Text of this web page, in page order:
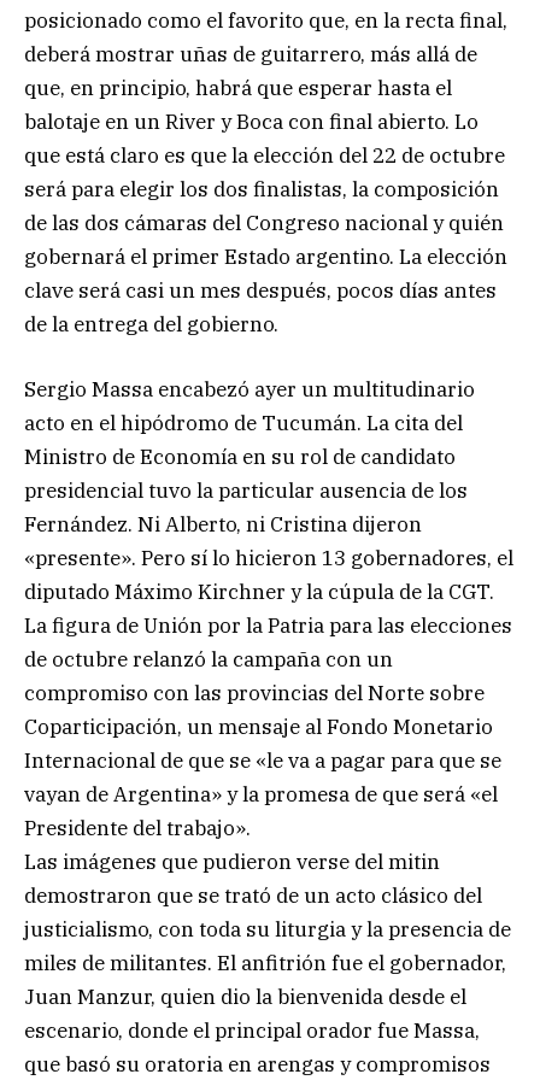
posicionado como el favorito que, en la recta final,
deberá mostrar uñas de guitarrero, más allá de
que, en principio, habrá que esperar hasta el
balotaje en un River y Boca con final abierto. Lo
que está claro es que la elección del 22 de octubre
será para elegir los dos finalistas, la composición
de las dos cámaras del Congreso nacional y quién
gobernará el primer Estado argentino. La elección
clave será casi un mes después, pocos días antes
de la entrega del gobierno.
Sergio Massa encabezó ayer un multitudinario
acto en el hipódromo de Tucumán. La cita del
Ministro de Economía en su rol de candidato
presidencial tuvo la particular ausencia de los
Fernández. Ni Alberto, ni Cristina dijeron
«presente». Pero sí lo hicieron 13 gobernadores, el
diputado Máximo Kirchner y la cúpula de la CGT.
La figura de Unión por la Patria para las elecciones
de octubre relanzó la campaña con un
compromiso con las provincias del Norte sobre
Coparticipación, un mensaje al Fondo Monetario
Internacional de que se «le va a pagar para que se
vayan de Argentina» y la promesa de que será «el
Presidente del trabajo».
Las imágenes que pudieron verse del mitin
demostraron que se trató de un acto clásico del
justicialismo, con toda su liturgia y la presencia de
miles de militantes. El anfitrión fue el gobernador,
Juan Manzur, quien dio la bienvenida desde el
escenario, donde el principal orador fue Massa,
que basó su oratoria en arengas y compromisos